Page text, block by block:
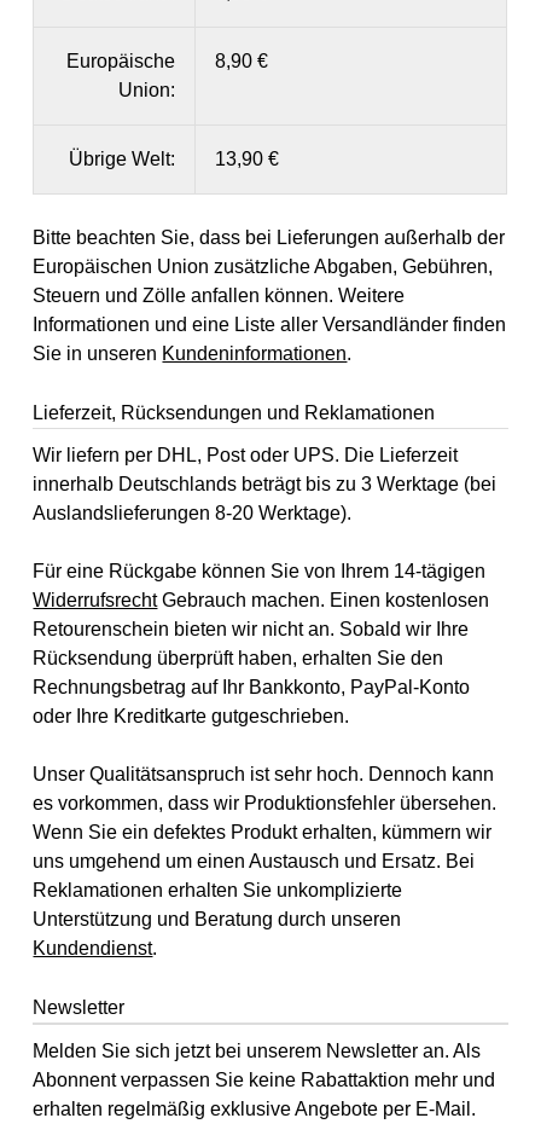
Europäische
Union:
8,90 €
Übrige Welt: 13,90 €
Bitte beachten Sie, dass bei Lieferungen außerhalb der
Europäischen Union zusätzliche Abgaben, Gebühren,
Steuern und Zölle anfallen können. Weitere
Informationen und eine Liste aller Versandländer finden
Sie in unseren Kundeninformationen.
Lieferzeit, Rücksendungen und Reklamationen
Wir liefern per DHL, Post oder UPS. Die Lieferzeit
innerhalb Deutschlands beträgt bis zu 3 Werktage (bei
Auslandslieferungen 8-20 Werktage).
Für eine Rückgabe können Sie von Ihrem 14-tägigen
WiderrufsrechtGebrauch machen. Einen kostenlosen
Retourenschein bieten wir nicht an. Sobald wir Ihre
Rücksendung überprüft haben, erhalten Sie den
Rechnungsbetrag auf Ihr Bankkonto, PayPal-Konto
oder Ihre Kreditkarte gutgeschrieben.
Unser Qualitätsanspruch ist sehr hoch. Dennoch kann
es vorkommen, dass wir Produktionsfehler übersehen.
Wenn Sie ein defektes Produkt erhalten, kümmern wir
uns umgehend um einen Austausch und Ersatz. Bei
Reklamationen erhalten Sie unkomplizierte
Unterstützung und Beratung durch unseren
Kundendienst.
Newsletter
Melden Sie sich jetzt bei unserem Newsletter an. Als
Abonnent verpassen Sie keine Rabattaktion mehr und
erhalten regelmäßig exklusive Angebote per E-Mail.